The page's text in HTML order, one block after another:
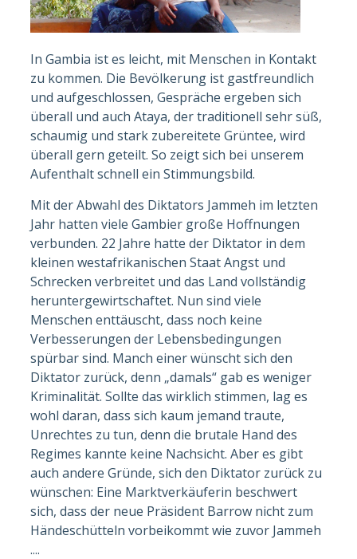
In Gambia ist es leicht, mit Menschen in Kontakt
zu kommen. Die Bevölkerung ist gastfreundlich
und aufgeschlossen, Gespräche ergeben sich
überall und auch Ataya, der traditionell sehr süß,
schaumig und stark zubereitete Grüntee, wird
überall gern geteilt. So zeigt sich bei unserem
Aufenthalt schnell ein Stimmungsbild.
Mit der Abwahl des Diktators Jammeh im letzten
Jahr hatten viele Gambier große Hoffnungen
verbunden. 22 Jahre hatte der Diktator in dem
kleinen westafrikanischen Staat Angst und
Schrecken verbreitet und das Land vollständig
heruntergewirtschaftet. Nun sind viele
Menschen enttäuscht, dass noch keine
Verbesserungen der Lebensbedingungen
spürbar sind. Manch einer wünscht sich den
Diktator zurück, denn „damals“ gab es weniger
Kriminalität. Sollte das wirklich stimmen, lag es
wohl daran, dass sich kaum jemand traute,
Unrechtes zu tun, denn die brutale Hand des
Regimes kannte keine Nachsicht. Aber es gibt
auch andere Gründe, sich den Diktator zurück zu
wünschen: Eine Marktverkäuferin beschwert
sich, dass der neue Präsident Barrow nicht zum
Händeschütteln vorbeikommt wie zuvor Jammeh
....